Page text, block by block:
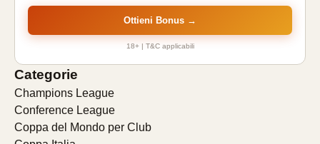
Ottieni Bonus →
18+ | T&C applicabili
Categorie
Champions League
Conference League
Coppa del Mondo per Club